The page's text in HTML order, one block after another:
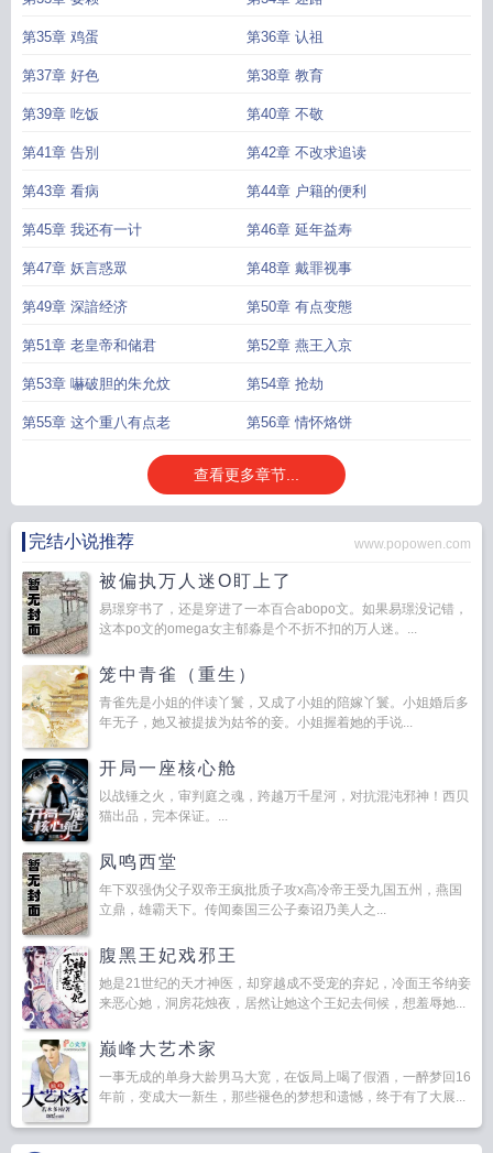
第35章 鸡蛋 第36章 认祖
第37章 好色 第38章 教育
第39章 吃饭 第40章 不敬
第41章 告別 第42章 不改求追读
第43章 看病 第44章 户籍的便利
第45章 我还有一计 第46章 延年益寿
第47章 妖言惑眾 第48章 戴罪视事
第49章 深諳经济 第50章 有点变態
第51章 老皇帝和储君 第52章 燕王入京
第53章 嚇破胆的朱允炆 第54章 抢劫
第55章 这个重八有点老 第56章 情怀烙饼
查看更多章节...
完结小说推荐 www.popowen.com
被偏执万人迷O盯上了
易璟穿书了，还是穿进了一本百合abopo文。如果易璟没记错，
这本po文的omega女主郁淼是个不折不扣的万人迷。...
笼中青雀（重生）
青雀先是小姐的伴读丫鬟，又成了小姐的陪嫁丫鬟。小姐婚后多
年无子，她又被提拔为姑爷的妾。小姐握着她的手说...
开局一座核心舱
以战锤之火，审判庭之魂，跨越万千星河，对抗混沌邪神！西贝
猫出品，完本保证。...
凤鸣西堂
年下双强伪父子双帝王疯批质子攻x高冷帝王受九国五州，燕国
立鼎，雄霸天下。传闻秦国三公子秦诏乃美人之...
腹黑王妃戏邪王
她是21世纪的天才神医，却穿越成不受宠的弃妃，冷面王爷纳妾
来恶心她，洞房花烛夜，居然让她这个王妃去伺候，想羞辱她...
巅峰大艺术家
一事无成的单身大龄男马大宽，在饭局上喝了假酒，一醉梦回16
年前，变成大一新生，那些褪色的梦想和遗憾，终于有了大展...